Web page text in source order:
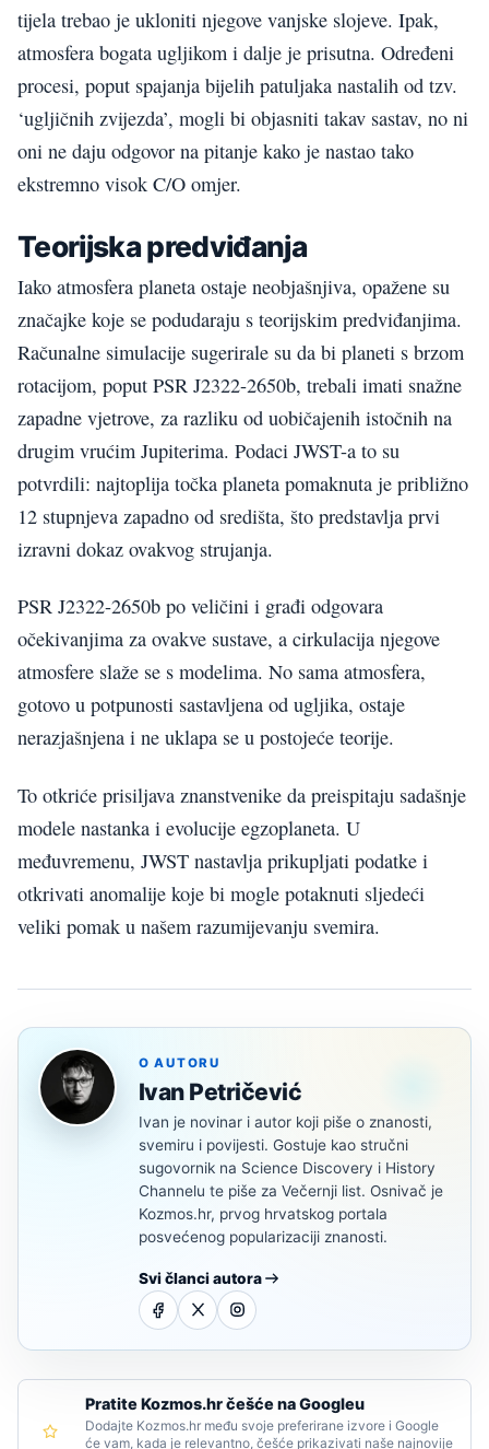
tijela trebao je ukloniti njegove vanjske slojeve. Ipak,
atmosfera bogata ugljikom i dalje je prisutna. Određeni
procesi, poput spajanja bijelih patuljaka nastalih od tzv.
‘ugljičnih zvijezda’, mogli bi objasniti takav sastav, no ni
oni ne daju odgovor na pitanje kako je nastao tako
ekstremno visok C/O omjer.
Teorijska predviđanja
Iako atmosfera planeta ostaje neobjašnjiva, opažene su
značajke koje se podudaraju s teorijskim predviđanjima.
Računalne simulacije sugerirale su da bi planeti s brzom
rotacijom, poput PSR J2322-2650b, trebali imati snažne
zapadne vjetrove, za razliku od uobičajenih istočnih na
drugim vrućim Jupiterima. Podaci JWST-a to su
potvrdili: najtoplija točka planeta pomaknuta je približno
12 stupnjeva zapadno od središta, što predstavlja prvi
izravni dokaz ovakvog strujanja.
PSR J2322-2650b po veličini i građi odgovara
očekivanjima za ovakve sustave, a cirkulacija njegove
atmosfere slaže se s modelima. No sama atmosfera,
gotovo u potpunosti sastavljena od ugljika, ostaje
nerazjašnjena i ne uklapa se u postojeće teorije.
To otkriće prisiljava znanstvenike da preispitaju sadašnje
modele nastanka i evolucije egzoplaneta. U
međuvremenu, JWST nastavlja prikupljati podatke i
otkrivati anomalije koje bi mogle potaknuti sljedeći
veliki pomak u našem razumijevanju svemira.
O AUTORU
Ivan Petričević
Ivan je novinar i autor koji piše o znanosti,
svemiru i povijesti. Gostuje kao stručni
sugovornik na Science Discovery i History
Channelu te piše za Večernji list. Osnivač je
Kozmos.hr, prvog hrvatskog portala
posvećenog popularizaciji znanosti.
Svi članci autora
Pratite Kozmos.hr češće na Googleu
Dodajte Kozmos.hr među svoje preferirane izvore i Google
će vam, kada je relevantno, češće prikazivati naše najnovije